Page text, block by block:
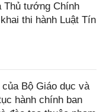
Thủ tướng Chính
thi hành Luật Tín
Bộ Giáo dục và
hành chính ban